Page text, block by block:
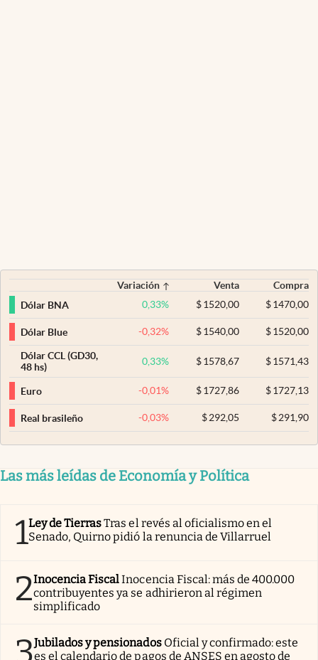
Variación Venta
Compra
Dólar BNA
0,33% $ 1520,00 $1470,00
Dólar Blue -0,32% $ 1540,00 $1520,00
Dólar CCL (GD30,
48 hs)
0,33% $ 1578,67 $1571,43
Euro -0,01% $ 1727,86 $1727,13
Real brasileño -0,03% $292,05 $291,90
Las más leídas de Economía y Política
1Ley de TierrasTras el revés al oficialismo en el
Senado, Quirno pidió la renuncia de Villarruel
2Inocencia FiscalInocencia Fiscal: más de 400.000
contribuyentes ya se adhirieron al régimen
simplificado
Jubilados y pensionados Oficial y confirmado: este
es el calendario de pagos de ANSES en agosto de